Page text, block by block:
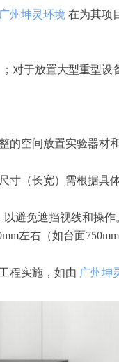
广州坤灵环境 在为其项
；对于放置大型重型
空间放置实验器材和
寸（长宽）需根据具
以避免遮挡视线和操作
左右（如台面
程实施，如由 广州坤